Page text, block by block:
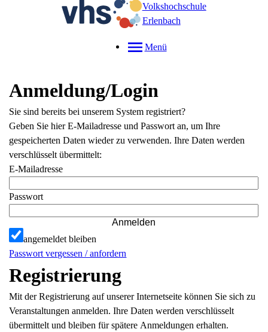
Volkshochschule
Erlenbach
Menü
Anmeldung/Login
Sie sind bereits bei unserem System registriert?
Geben Sie hier E-Mailadresse und Passwort an, um Ihre
gespeicherten Daten wieder zu verwenden. Ihre Daten werden
verschlüsselt übermittelt:
E-Mailadresse
Passwort
Anmelden
angemeldet bleiben
Passwort vergessen / anfordern
Registrierung
Mit der Registrierung auf unserer Internetseite können Sie sich zu
Veranstaltungen anmelden. Ihre Daten werden verschlüsselt
übermittelt und bleiben für spätere Anmeldungen erhalten.